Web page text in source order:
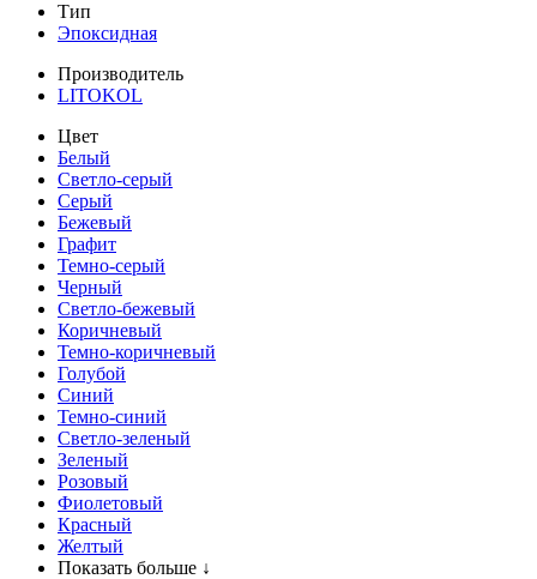
Тип
Эпоксидная
Производитель
LITOKOL
Цвет
Белый
Светло-серый
Серый
Бежевый
Графит
Темно-серый
Черный
Светло-бежевый
Коричневый
Темно-коричневый
Голубой
Синий
Темно-синий
Светло-зеленый
Зеленый
Розовый
Фиолетовый
Красный
Желтый
Показать больше ↓